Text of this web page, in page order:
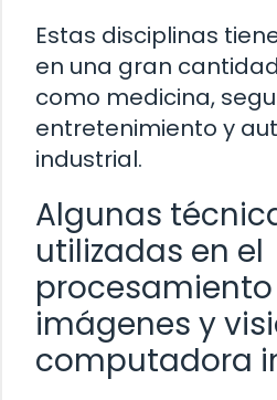
Estas disciplinas
en una gran
como medicina,
entretenimiento y
industrial.
Algunas
utilizadas en el
imágenes y
computadora